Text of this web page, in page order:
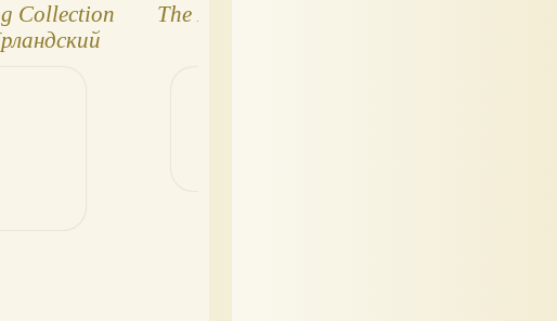
Collection
The DOG Сollection